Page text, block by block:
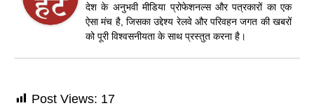
देश के अनुभवी मीडिया प्रोफेशनल्स और पत्रकारों का एक
ऐसा मंच है, जिसका उद्देश्य रेलवे और परिवहन जगत की खबरों
को पूरी विश्वसनीयता के साथ प्रस्तुत करना है।
Post Views: 17